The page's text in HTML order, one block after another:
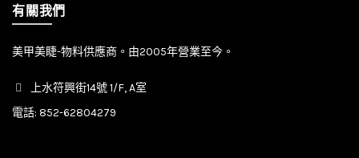
有關我們
美甲美睫-物料供應商。由2005年營業至今。
上水符興街14號 1/F, A室
電話: 852-62804279